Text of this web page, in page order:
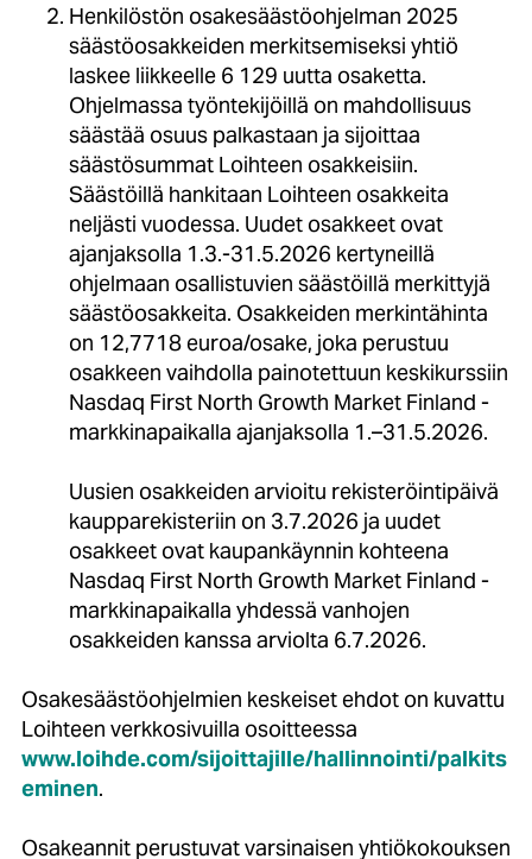
Henkilöstön osakesäästöohjelman 2025
säästöosakkeiden merkitsemiseksi yhtiö
laskee liikkeelle 6 129 uutta osaketta.
Ohjelmassa työntekijöillä on mahdollisuus
säästää osuus palkastaan ja sijoittaa
säästösummat Loihteen osakkeisiin.
Säästöillä hankitaan Loihteen osakkeita
neljästi vuodessa. Uudet osakkeet ovat
ajanjaksolla 1.3.-31.5.2026 kertyneillä
ohjelmaan osallistuvien säästöillä merkittyjä
säästöosakkeita. Osakkeiden merkintähinta
on 12,7718 euroa/osake, joka perustuu
osakkeen vaihdolla painotettuun keskikurssiin
Nasdaq First North Growth Market Finland -
markkinapaikalla ajanjaksolla 1.–31.5.2026.
Uusien osakkeiden arvioitu rekisteröintipäivä
kaupparekisteriin on 3.7.2026 ja uudet
osakkeet ovat kaupankäynnin kohteena
Nasdaq First North Growth Market Finland -
markkinapaikalla yhdessä vanhojen
osakkeiden kanssa arviolta 6.7.2026.
Osakesäästöohjelmien keskeiset ehdot on kuvattu
Loihteen verkkosivuilla osoitteessa
www.loihde.com/sijoittajille/hallinnointi/palkits
eminen.
Osakeannit perustuvat varsinaisen yhtiökokouksen